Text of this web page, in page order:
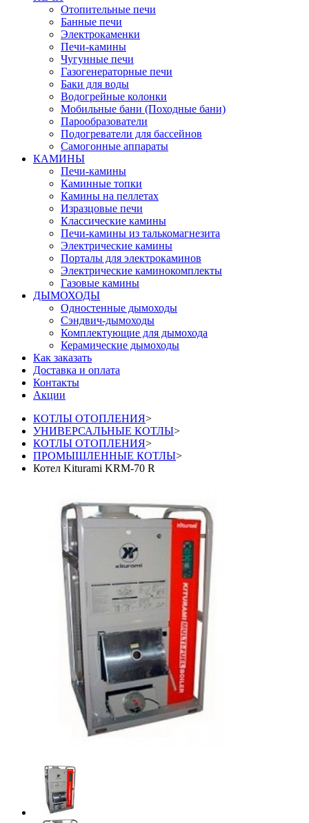
Отопительные печи
Банные печи
Электрокаменки
Печи-камины
Чугунные печи
Газогенераторные печи
Баки для воды
Водогрейные колонки
Мобильные бани (Походные бани)
Парообразователи
Подогреватели для бассейнов
Самогонные аппараты
КАМИНЫ
Печи-камины
Каминные топки
Камины на пеллетах
Изразцовые печи
Классические камины
Печи-камины из талькомагнезита
Электрические камины
Порталы для электрокаминов
Электрические каминокомплекты
Газовые камины
ДЫМОХОДЫ
Одностенные дымоходы
Сэндвич-дымоходы
Комплектующие для дымохода
Керамические дымоходы
Как заказать
Доставка и оплата
Контакты
Акции
КОТЛЫ ОТОПЛЕНИЯ>
УНИВЕРСАЛЬНЫЕ КОТЛЫ>
КОТЛЫ ОТОПЛЕНИЯ>
ПРОМЫШЛЕННЫЕ КОТЛЫ>
Котел Kiturami KRM-70 R